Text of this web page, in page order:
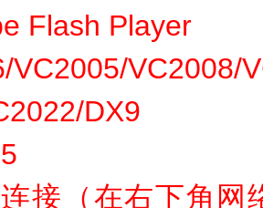
Flash Player
VC2008/
DX9
接（在右下角网